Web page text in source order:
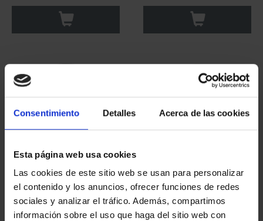
Consentimiento Detalles Acerca de las cookies
Esta página web usa cookies
Las cookies de este sitio web se usan para personalizar
el contenido y los anuncios, ofrecer funciones de redes
sociales y analizar el tráfico. Además, compartimos
información sobre el uso que haga del sitio web con
WORLD HERITAGE
CITIES II - IBIZA
€73.00
WORLD HERITAGE
CITIES II - MERIDA
€73.00